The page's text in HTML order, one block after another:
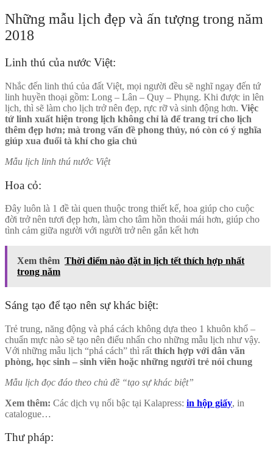
Những mẫu lịch đẹp và ấn tượng trong năm
2018
Linh thú của nước Việt:
Nhắc đến linh thú của đất Việt, mọi người đều sẽ nghĩ ngay đến tứ
linh huyền thoại gồm: Long – Lân – Quy – Phụng. Khi được in lên
lịch, thì sẽ làm cho lịch trở nên đẹp, rực rỡ và sinh động hơn. Việc
tứ linh xuất hiện trong lịch không chỉ là để trang trí cho lịch
thêm đẹp hơn; mà trong vấn đề phong thủy, nó còn có ý nghĩa
giúp xua đuổi tà khí cho gia chủ
Mẫu lịch linh thú nước Việt
Hoa cỏ:
Đây luôn là 1 đề tài quen thuộc trong thiết kế, hoa giúp cho cuộc
đời trở nên tươi đẹp hơn, làm cho tâm hồn thoải mái hơn, giúp cho
tình cảm giữa người với người trở nên gắn kết hơn
Xem thêm Thời điểm nào đặt in lịch tết thích hợp nhất
trong năm
Sáng tạo để tạo nên sự khác biệt:
Trẻ trung, năng động và phá cách không dựa theo 1 khuôn khổ –
chuẩn mực nào sẽ tạo nên điểu nhấn cho những mẫu lịch như vậy.
Với những mẫu lịch “phá cách” thì rất thích hợp với dân văn
phòng, học sinh – sinh viên hoặc những người trẻ nói chung
Mẫu lịch đọc đáo theo chủ đề “tạo sự khác biệt”
Xem thêm: Các dịch vụ nổi bậc tại Kalapress: in hộp giấy, in
catalogue…
Thư pháp: